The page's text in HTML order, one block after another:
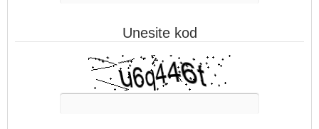
Unesite kod